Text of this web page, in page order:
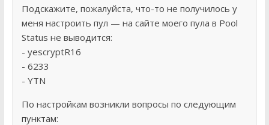
Подскажите, пожалуйста, что-то не получилось у
меня настроить пул — на сайте моего пула в Pool
Status не выводится:
- yescryptR16
- 6233
- YTN
По настройкам возникли вопросы по следующим
пунктам: